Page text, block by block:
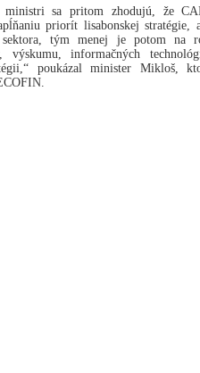
ministri sa pritom zhodujú, že
priorít lisabonskej stratégie,
tým menej je potom na
výskumu, informačných
poukázal minister Mikloš,